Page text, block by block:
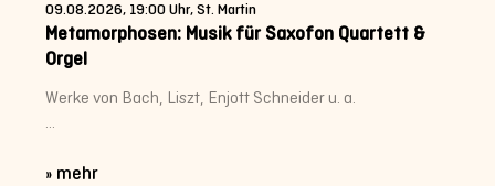
09.08.2026, 19:00 Uhr, St. Martin
Metamorphosen: Musik für Saxofon Quartett &
Orgel
Werke von Bach, Liszt, Enjott Schneider u. a.
» mehr